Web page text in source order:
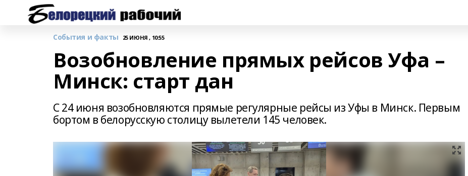
События и факты 25 ИЮНЯ , 10:55
Возобновление прямых рейсов Уфа –
Минск: старт дан
С 24 июня возобновляются прямые регулярные рейсы из Уфы в Минск. Первым
бортом в белорусскую столицу вылетели 145 человек.